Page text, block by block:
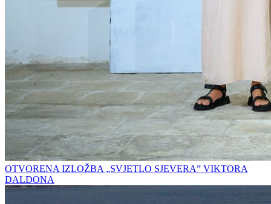
OTVORENA IZLOŽBA „SVJETLO SJEVERA” VIKTORA
DALDONA